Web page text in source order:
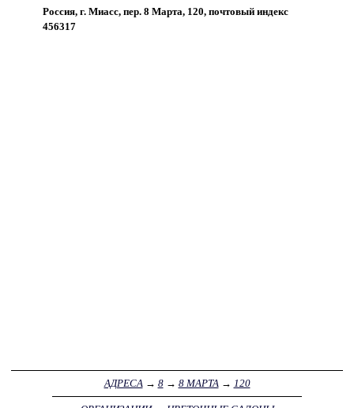
Россия, г. Миасс, пер. 8 Марта, 120, почтовый индекс
456317
АДРЕСА→ 8→ 8 МАРТА→ 120